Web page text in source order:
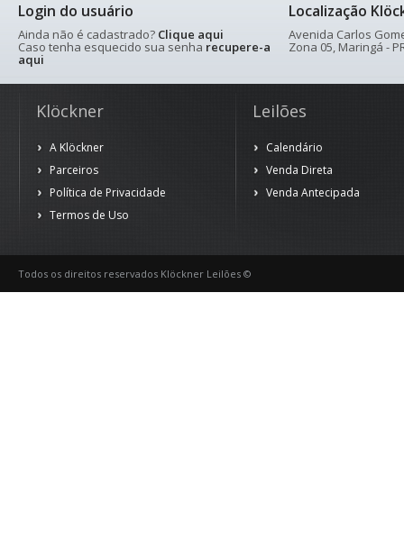
Login do usuário
Ainda não é cadastrado? Clique aqui
Caso tenha esquecido sua senha recupere-a
aqui
Localização
Avenida Carlos
Zona 05, Maringá -
Klöckner
A Klöckner
Parceiros
Política de Privacidade
Termos de Uso
Leilões
Calendário
Venda Direta
Venda Antecipada
Todos os direitos reservados Klöckner Leilões ©